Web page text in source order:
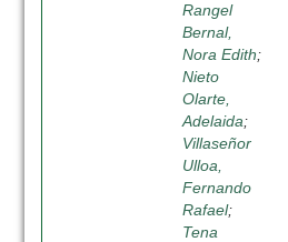
Rangel
Bernal,
Nora Edith;
Nieto
Olarte,
Adelaida;
Villaseñor
Ulloa,
Fernando
Rafael;
Tena